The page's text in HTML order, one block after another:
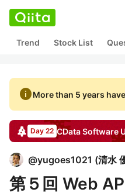
Trend Stock List
infoMore than 5 years
Day 22 CData Software
@yugoes1021 (清水
第５回 Web